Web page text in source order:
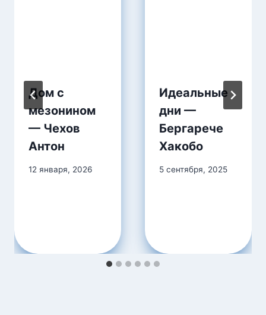
Дом с
мезонином
— Чехов
Антон
12 января, 2026
Идеальные
дни —
Бергарече
Хакобо
5 сентября, 2025